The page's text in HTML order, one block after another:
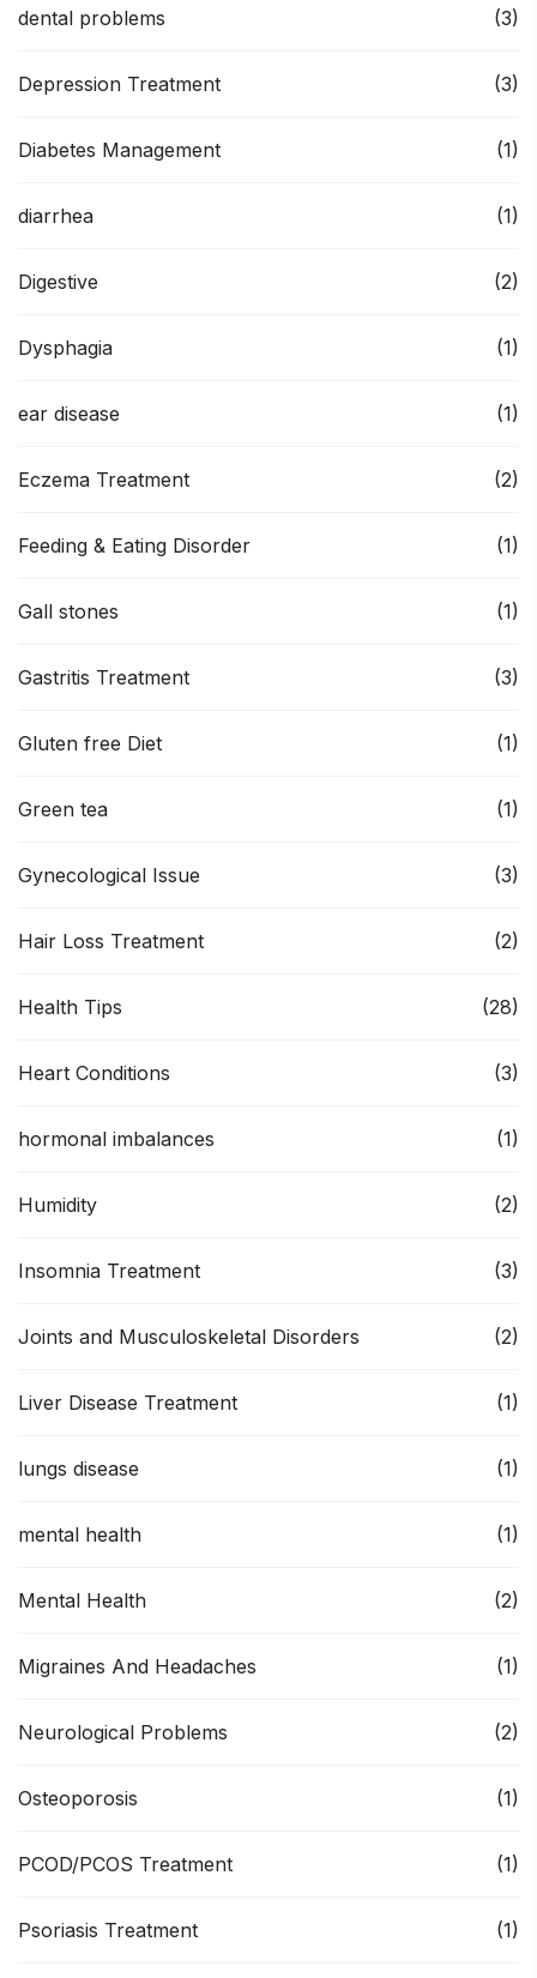
dental problems (3)
Depression Treatment (3)
Diabetes Management (1)
diarrhea (1)
Digestive (2)
Dysphagia (1)
ear disease (1)
Eczema Treatment (2)
Feeding & Eating Disorder (1)
Gall stones (1)
Gastritis Treatment (3)
Gluten free Diet (1)
Green tea (1)
Gynecological Issue (3)
Hair Loss Treatment (2)
Health Tips (28)
Heart Conditions (3)
hormonal imbalances (1)
Humidity (2)
Insomnia Treatment (3)
Joints and Musculoskeletal Disorders (2)
Liver Disease Treatment (1)
lungs disease (1)
mental health (1)
Mental Health (2)
Migraines And Headaches (1)
Neurological Problems (2)
Osteoporosis (1)
PCOD/PCOS Treatment (1)
Psoriasis Treatment (1)